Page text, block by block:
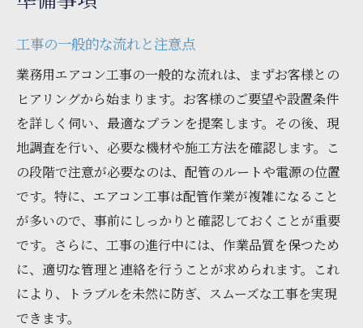
工事の一般的な流れと注意点
業務用エアコン工事の一般的な流れは、まずお客様との
ヒアリングから始まります。お客様のご要望や設置条件
を詳しく伺い、最適なプランを提案します。その後、現
地調査を行い、必要な機材や施工方法を確認します。こ
の段階で注意が必要なのは、配管のルートや電源の位置
です。特に、エアコン工事は配管作業が複雑になること
が多いので、事前にしっかりと確認しておくことが重要
です。さらに、工事の進行中には、作業品質を保つため
に、適切な管理と連絡を行うことが求められます。これ
により、トラブルを未然に防ぎ、スムーズな工事を実現
できます。